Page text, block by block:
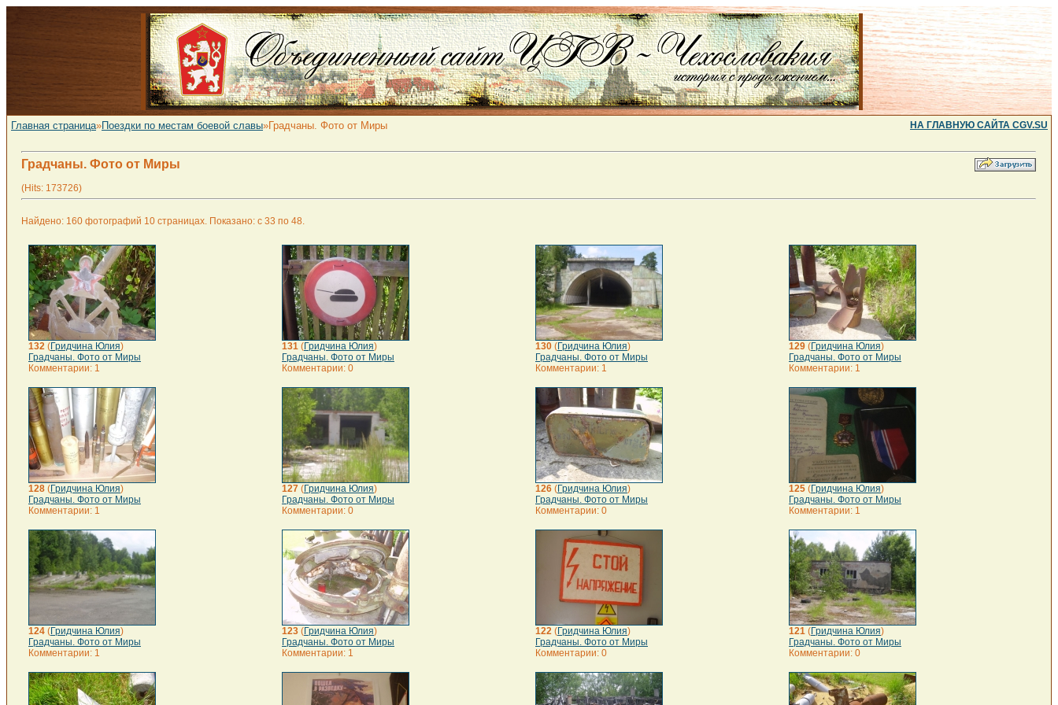
Главная страница»Поездки по местам боевой славы»Градчаны. Фото от Миры НА ГЛАВНУЮ САЙТА CGV.SU
Градчаны. Фото от Миры
(Hits: 173726)
Найдено: 160 фотографий 10 страницах. Показано: с 33 по 48.
132 (Гридчина Юлия)
Градчаны. Фото от Миры
Комментарии: 1
131 (Гридчина Юлия)
Градчаны. Фото от Миры
Комментарии: 0
130 (Гридчина Юлия)
Градчаны. Фото от Миры
Комментарии: 1
129 (Гридчина Юлия)
Градчаны. Фото от Миры
Комментарии: 1
128 (Гридчина Юлия)
Градчаны. Фото от Миры
Комментарии: 1
127 (Гридчина Юлия)
Градчаны. Фото от Миры
Комментарии: 0
126 (Гридчина Юлия)
Градчаны. Фото от Миры
Комментарии: 0
125 (Гридчина Юлия)
Градчаны. Фото от Миры
Комментарии: 1
124 (Гридчина Юлия)
Градчаны. Фото от Миры
Комментарии: 1
123 (Гридчина Юлия)
Градчаны. Фото от Миры
Комментарии: 1
122 (Гридчина Юлия)
Градчаны. Фото от Миры
Комментарии: 0
121 (Гридчина Юлия)
Градчаны. Фото от Миры
Комментарии: 0